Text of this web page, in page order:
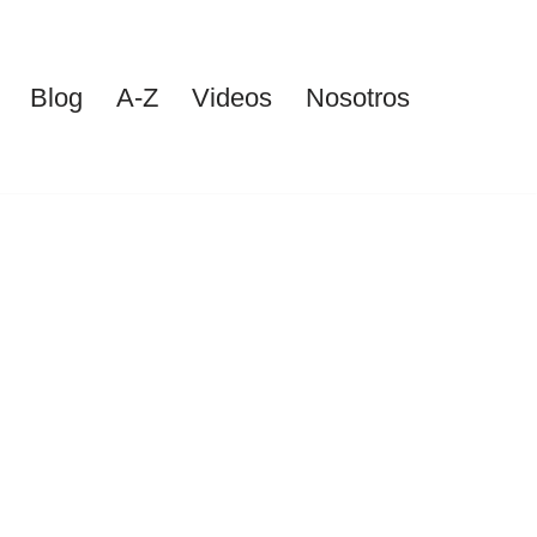
Blog A-Z Videos Nosotros